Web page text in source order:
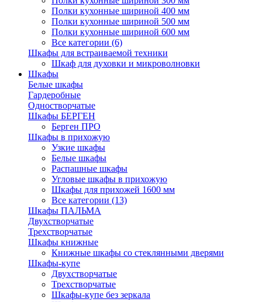
Полки кухонные шириной 400 мм
Полки кухонные шириной 500 мм
Полки кухонные шириной 600 мм
Все категории (6)
Шкафы для встраиваемой техники
Шкаф для духовки и микроволновки
Шкафы
Белые шкафы
Гардеробные
Одностворчатые
Шкафы БЕРГЕН
Берген ПРО
Шкафы в прихожую
Узкие шкафы
Белые шкафы
Распашные шкафы
Угловые шкафы в прихожую
Шкафы для прихожей 1600 мм
Все категории (13)
Шкафы ПАЛЬМА
Двухстворчатые
Трехстворчатые
Шкафы книжные
Книжные шкафы со стеклянными дверями
Шкафы-купе
Двухстворчатые
Трехстворчатые
Шкафы-купе без зеркала